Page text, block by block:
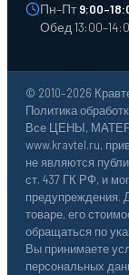
Пн–Пт
Обед
© 2010–2026
Политика
Все ЦЕНЫ,
www.kravtel.ru,
не являются
ст. 437 ГК РФ, и
предупреждения.
товаре, его
обращаться по
Вы принимаете
персональных